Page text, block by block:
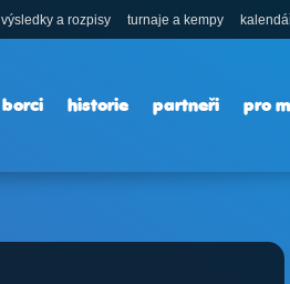
turnaje a kempy
výsledky a rozpisy
pro
partneři
historie
borci